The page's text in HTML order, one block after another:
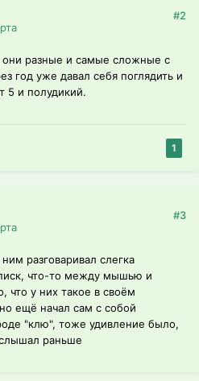
#2
они разные и самые сложные с
год уже давал себя поглядить и
5 и полудикий.
1
#3
разговаривал слегка
что-то между мышью и
что у них такое в своём
ещё начал сам с собой
"клю", тоже удивление было,
раньше